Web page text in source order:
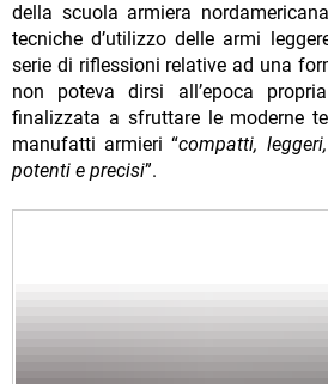
della scuola armiera
tecniche d’utilizzo delle armi
serie di riflessioni relative ad una
non poteva dirsi all’epoca
finalizzata a sfruttare le moderne
manufatti armieri “compatti,
potenti e precisi”.